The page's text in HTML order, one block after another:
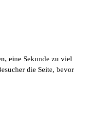
eine Sekunde zu viel
die Seite, bevor